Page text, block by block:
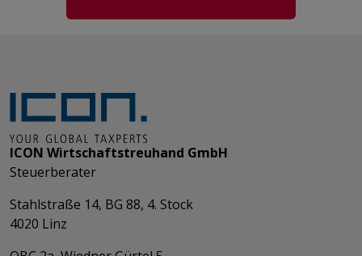
ICON Wirtschaftstreuhand GmbH
Steuerberater
Stahlstraße 14, BG 88, 4. Stock
4020 Linz